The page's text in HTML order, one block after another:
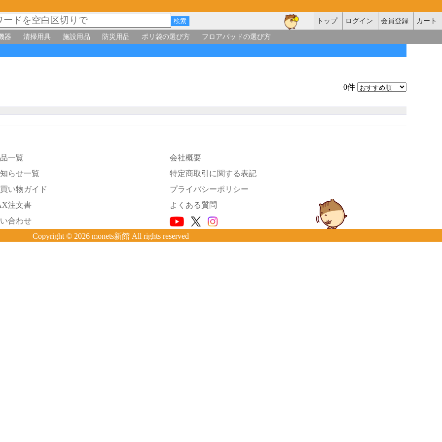
トップ ログイン 会員登録
カート
器 清掃用具 施設用品 防災用品 ポリ袋の選び方 フロアパッドの選び方
0件
一覧
らせ一覧
い物ガイド
注文書
合わせ
会社概要
特定商取引に関する表記
プライバシーポリシー
よくある質問
Copyright © 2026 monets新館 All rights reserved